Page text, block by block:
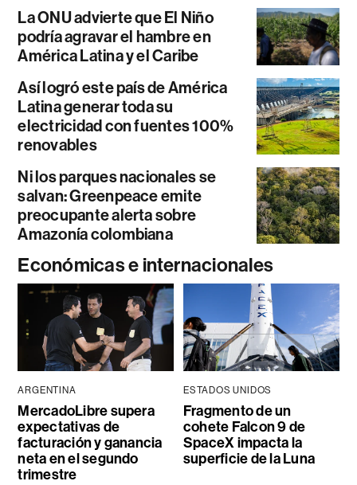
La ONU advierte que El Niño
podría agravar el hambre en
América Latina y el Caribe
Así logró este país de América
Latina generar toda su
electricidad con fuentes 100%
renovables
Ni los parques nacionales se
salvan: Greenpeace emite
preocupante alerta sobre
Amazonía colombiana
Económicas e internacionales
ARGENTINA
MercadoLibre supera
expectativas de
facturación y ganancia
neta en el segundo
trimestre
ESTADOS UNIDOS
Fragmento de un
cohete Falcon 9 de
SpaceX impacta la
superficie de la Luna